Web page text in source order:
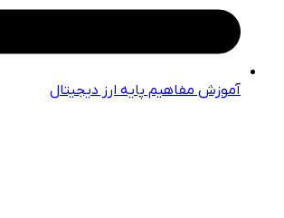
آموزش مفاهیم پایه ارز دیجیتال